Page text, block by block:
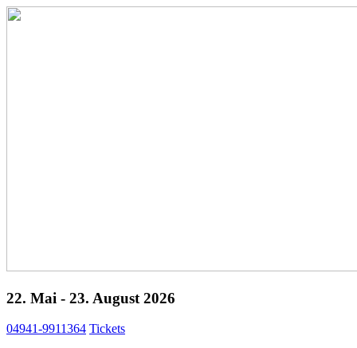
22. Mai - 23. August 2026
04941-9911364 Tickets